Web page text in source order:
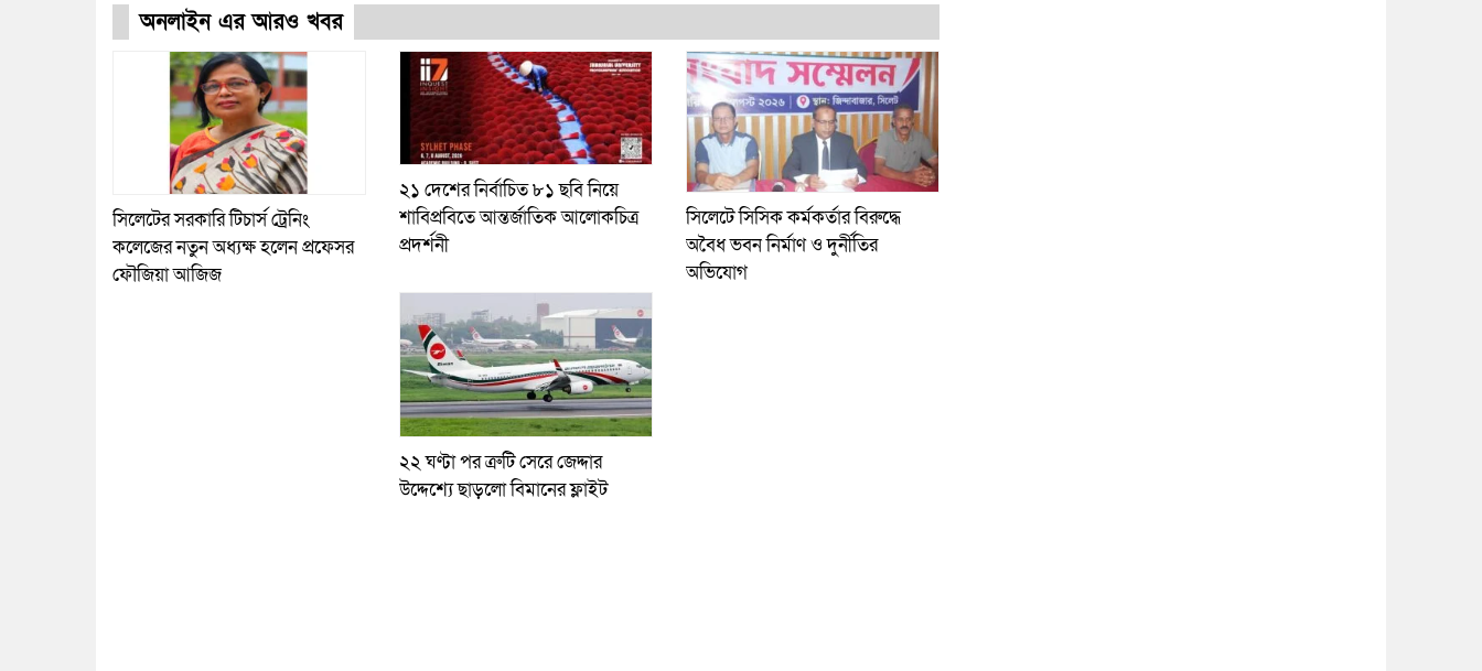
অনলাইন এর আরও খবর
সিলেটের সরকারি টিচার্স ট্রেনিং
কলেজের নতুন অধ্যক্ষ হলেন প্রফেসর
ফৌজিয়া আজিজ
২১ দেশের নির্বাচিত ৮১ ছবি নিয়ে
শাবিপ্রবিতে আন্তর্জাতিক আলোকচিত্র
প্রদর্শনী
সিলেটে সিসিক কর্মকর্তার বিরুদ্ধে
অবৈধ ভবন নির্মাণ ও দুর্নীতির
অভিযোগ
২২ ঘণ্টা পর ত্রুটি সেরে জেদ্দার
উদ্দেশ্যে ছাড়লো বিমানের ফ্লাইট